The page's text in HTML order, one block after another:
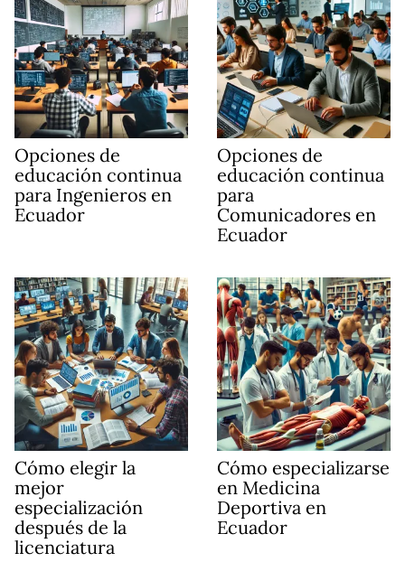
Opciones de
educación continua
para Ingenieros en
Ecuador
Opciones de
educación continua
para
Comunicadores en
Ecuador
Cómo elegir la
mejor
especialización
después de la
licenciatura
Cómo especializarse
en Medicina
Deportiva en
Ecuador